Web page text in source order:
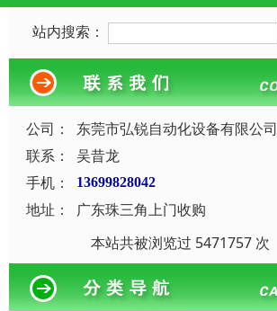
站内搜索：
公司：
东莞市弘锐自动化设备有限公司
联系：
吴昔龙
手机：
13699828042
地址：
广东珠三角上门收购
本站共被浏览过 5471757 次